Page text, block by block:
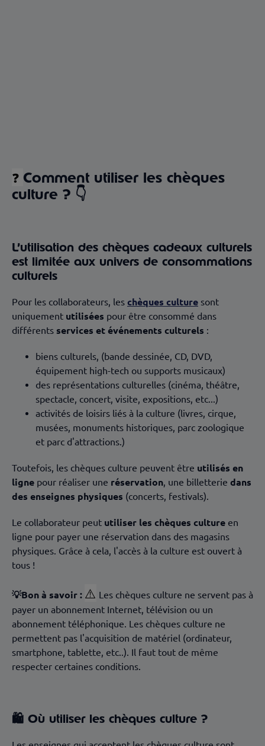
❓ Comment utiliser les chèques
culture ? 👇
L’utilisation des chèques cadeaux culturels
est limitée aux univers de consommations
culturels
Pour les collaborateurs, les chèques culture sont
uniquement utilisées pour être consommé dans
différents services et événements culturels :
biens culturels, (bande dessinée, CD, DVD,
équipement high-tech ou supports musicaux)
des représentations culturelles (cinéma, théâtre,
spectacle, concert, visite, expositions, etc...)
activités de loisirs liés à la culture (livres, cirque,
musées, monuments historiques, parc zoologique
et parc d'attractions.)
Toutefois, les chèques culture peuvent être utilisés en
ligne pour réaliser une réservation, une billetterie dans
des enseignes physiques (concerts, festivals).
Le collaborateur peut utiliser les chèques culture en
ligne pour payer une réservation dans des magasins
physiques. Grâce à cela, l'accès à la culture est ouvert à
tous !
💡Bon à savoir : ⚠️ Les chèques culture ne servent pas à
payer un abonnement Internet, télévision ou un
abonnement téléphonique. Les chèques culture ne
permettent pas l'acquisition de matériel (ordinateur,
smartphone, tablette, etc..). Il faut tout de même
respecter certaines conditions.
🛍 Où utiliser les chèques culture ?